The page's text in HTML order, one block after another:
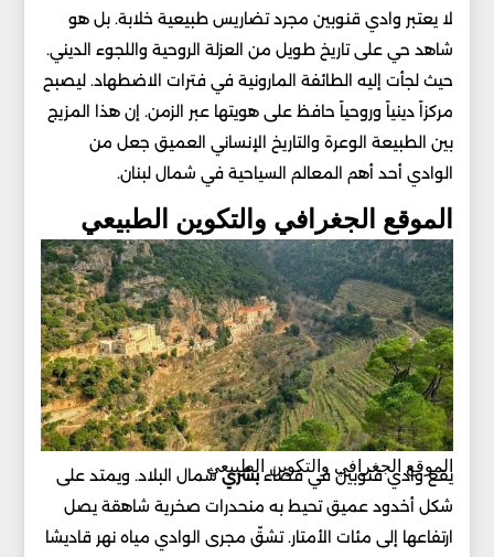
لا يعتبر وادي قنوبين مجرد تضاريس طبيعية خلابة. بل هو
شاهد حي على تاريخ طويل من العزلة الروحية واللجوء الديني.
حيث لجأت إليه الطائفة المارونية في فترات الاضطهاد. ليصبح
مركزاً دينياً وروحياً حافظ على هويتها عبر الزمن. إن هذا المزيج
بين الطبيعة الوعرة والتاريخ الإنساني العميق جعل من
الوادي أحد أهم المعالم السياحية في شمال لبنان.
الموقع الجغرافي والتكوين الطبيعي
الموقع الجغرافي والتكوين الطبيعي
يقع وادي قنوبين في قضاءبشريشمال البلاد. ويمتد على
شكل أخدود عميق تحيط به منحدرات صخرية شاهقة يصل
ارتفاعها إلى مئات الأمتار. تشقّ مجرى الوادي مياه نهر قاديشا